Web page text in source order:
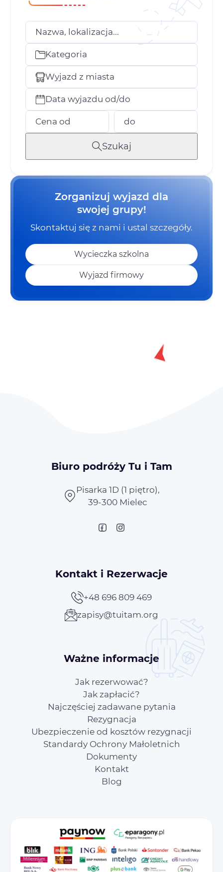
Nazwa, lokalizacja...
Kategoria
Wyjazd z miasta
Data wyjazdu od/do
Cena od do
Szukaj
Zorganizuj wyjazd dla
swojej grupy!
Skontaktuj się z nami i ustal szczegóły.
Wycieczka szkolna
Wyjazd firmowy
Biuro podróży Tu i Tam
Pisarka 1D (1 piętro),
39-300 Mielec
Kontakt i Rezerwacje
+48 696 809 469
zapisy@tuitam.org
Ważne informacje
Jak rezerwować?
Jak zapłacić?
Najczęściej zadawane pytania
Rezygnacja
Ubezpieczenie od kosztów rezygnacji
Standardy Ochrony Małoletnich
Dokumenty
Kontakt
Blog